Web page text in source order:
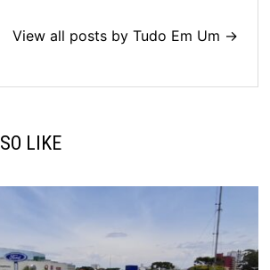
View all posts by Tudo Em Um →
LIKE